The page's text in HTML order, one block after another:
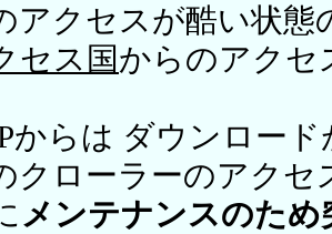
アクセスが酷い状態
セス国からのアクセ
からは ダウンロー
クローラーのアクセ
メンテナンスのため